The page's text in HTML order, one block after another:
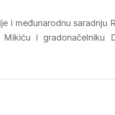
i međunarodnu saradnju
Mikiću i gradonačelniku